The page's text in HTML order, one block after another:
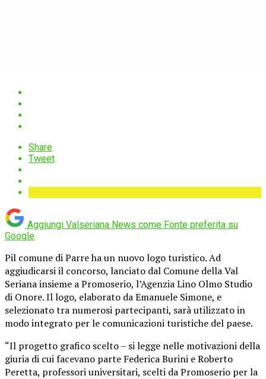
Share
Tweet
Aggiungi Valseriana News come Fonte preferita su
Google
Pil comune di Parre ha un nuovo logo turistico. Ad
aggiudicarsi il concorso, lanciato dal Comune della Val
Seriana insieme a Promoserio, l’Agenzia Lino Olmo Studio
di Onore. Il logo, elaborato da Emanuele Simone, e
selezionato tra numerosi partecipanti, sarà utilizzato in
modo integrato per le comunicazioni turistiche del paese.
“Il progetto grafico scelto – si legge nelle motivazioni della
giuria di cui facevano parte Federica Burini e Roberto
Peretta, professori universitari, scelti da Promoserio per la